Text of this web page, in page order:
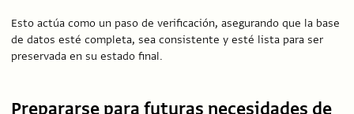
Esto actúa como un paso de verificación, asegurando que la base
de datos esté completa, sea consistente y esté lista para ser
preservada en su estado final.
Prepararse para futuras necesidades de